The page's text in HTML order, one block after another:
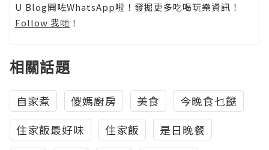
U Blog開咗WhatsApp啦！發掘更多吃喝玩樂資訊！
Follow 我哋 ！
相關話題
自家煮 儍媽廚房 美食
今晚食乜餸
住家飯最好味
住家飯
是日晚餐